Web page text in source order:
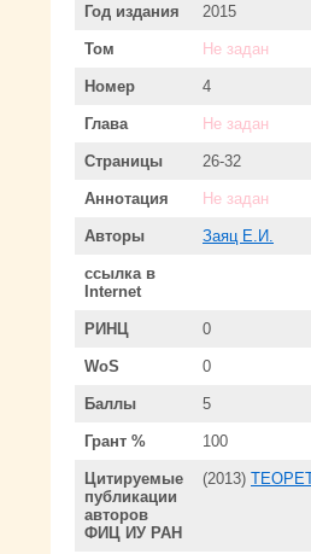
Год издания 2015
Том Не задан
Номер 4
Глава Не задан
Страницы 26-32
Аннотация Не задан
Авторы Заяц Е.И.
ссылка в
Internet
РИНЦ 0
WoS 0
Баллы 5
Грант % 100
Цитируемые
публикации
авторов
ФИЦ ИУ РАН
(2013)